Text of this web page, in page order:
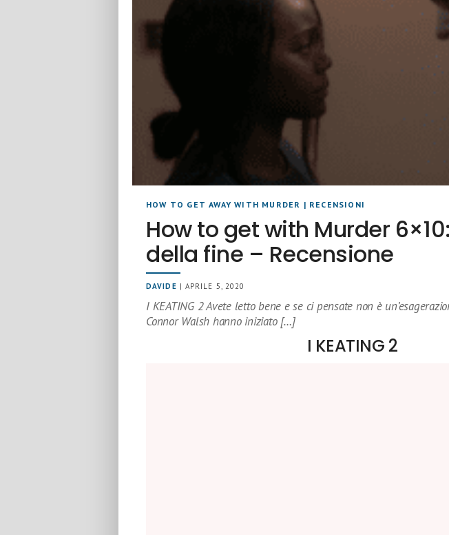
HOW TO GET AWAY WITH MURDER | RECENSIONI
How to get with Murder
della fine – Recensione
DAVIDE | APRILE 5, 2020
I KEATING 2 Avete letto bene e se ci pensate non è
Connor Walsh hanno iniziato […]
I KEATING 2